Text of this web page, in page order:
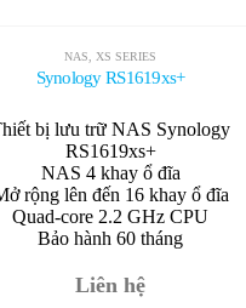
NAS XS SERIES
Synology RS1619xs+
bị lưu trữ NAS Synology
RS1619xs+
NAS 4 khay ổ đĩa
rộng lên đến 16 khay ổ đĩa
Quad-core 2.2 GHz CPU
Bảo hành 60 tháng
Liên hệ